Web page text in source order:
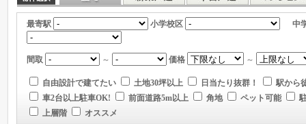
最寄駅 小学校区 中
間取 ～ 価格 ～
自由設計で建てたい 土地30坪以上 日当たり抜群！
駅から
車2台以上駐車OK!
前面道路5m以上 角地 ペット可能
上層階
オススメ